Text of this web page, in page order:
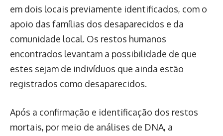
em dois locais previamente identificados, com o
apoio das famílias dos desaparecidos e da
comunidade local. Os restos humanos
encontrados levantam a possibilidade de que
estes sejam de indivíduos que ainda estão
registrados como desaparecidos.
Após a confirmação e identificação dos restos
mortais, por meio de análises de DNA, a